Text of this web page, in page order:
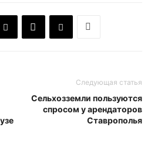
Следующая статья
Сельхозземли пользуются
спросом у арендаторов
Ставрополья